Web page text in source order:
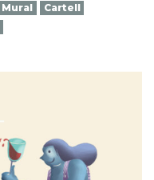
Mural
Cartell